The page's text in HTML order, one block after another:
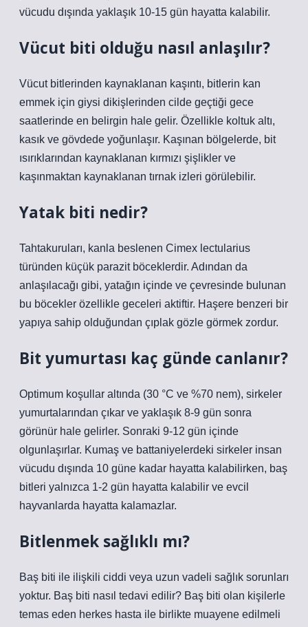
vücudu dışında yaklaşık 10-15 gün hayatta kalabilir.
Vücut biti olduğu nasıl anlaşılır?
Vücut bitlerinden kaynaklanan kaşıntı, bitlerin kan
emmek için giysi dikişlerinden cilde geçtiği gece
saatlerinde en belirgin hale gelir. Özellikle koltuk altı,
kasık ve gövdede yoğunlaşır. Kaşınan bölgelerde, bit
ısırıklarından kaynaklanan kırmızı şişlikler ve
kaşınmaktan kaynaklanan tırnak izleri görülebilir.
Yatak biti nedir?
Tahtakuruları, kanla beslenen Cimex lectularius
türünden küçük parazit böceklerdir. Adından da
anlaşılacağı gibi, yatağın içinde ve çevresinde bulunan
bu böcekler özellikle geceleri aktiftir. Haşere benzeri bir
yapıya sahip olduğundan çıplak gözle görmek zordur.
Bit yumurtası kaç günde canlanır?
Optimum koşullar altında (30 °C ve %70 nem), sirkeler
yumurtalarından çıkar ve yaklaşık 8-9 gün sonra
görünür hale gelirler. Sonraki 9-12 gün içinde
olgunlaşırlar. Kumaş ve battaniyelerdeki sirkeler insan
vücudu dışında 10 güne kadar hayatta kalabilirken, baş
bitleri yalnızca 1-2 gün hayatta kalabilir ve evcil
hayvanlarda hayatta kalamazlar.
Bitlenmek sağlıklı mı?
Baş biti ile ilişkili ciddi veya uzun vadeli sağlık sorunları
yoktur. Baş biti nasıl tedavi edilir? Baş biti olan kişilerle
temas eden herkes hasta ile birlikte muayene edilmeli